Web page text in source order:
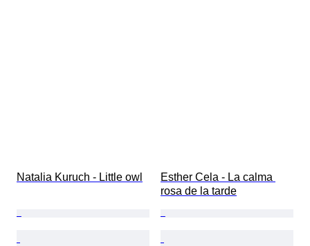
Natalia Kuruch - Little owl
Esther Cela - La calma
rosa de la tarde